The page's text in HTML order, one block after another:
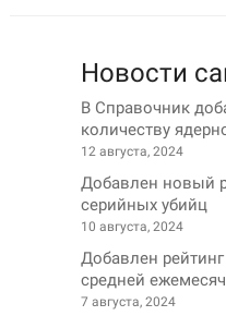
Новости
В Справочник
количеству
12 августа, 2024
Добавлен новый
серийных убийц
10 августа, 2024
Добавлен
средней
7 августа, 2024